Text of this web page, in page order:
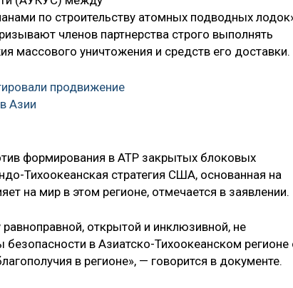
по строительству атомных подводных
членов партнерства строго выполнять
массового уничтожения и средств его доставки.
продвижение
Азии
формирования в АТР закрытых блоковых
Тихоокеанская стратегия США, основанная на
на мир в этом регионе, отмечается в заявлении.
открытой и инклюзивной, не
безопасности в Азиатско-Тихоокеанском регионе
в регионе», — говорится в документе.